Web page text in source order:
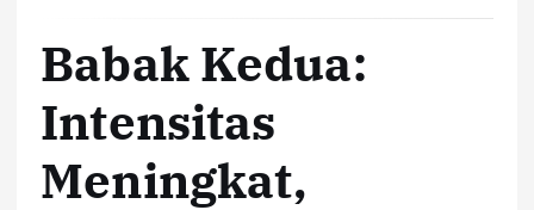
Babak Kedua:
Intensitas
Meningkat,